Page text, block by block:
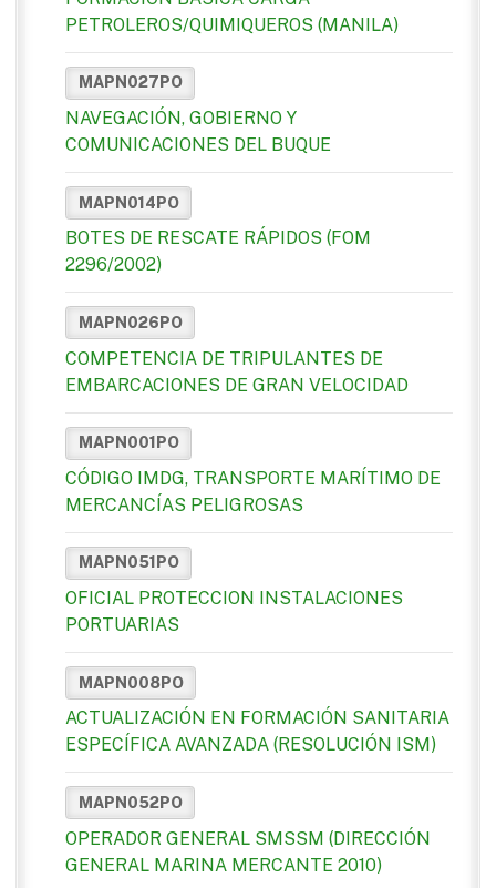
PETROLEROS/QUIMIQUEROS (MANILA)
MAPN027PO
NAVEGACIÓN, GOBIERNO Y
COMUNICACIONES DEL BUQUE
MAPN014PO
BOTES DE RESCATE RÁPIDOS (FOM
2296/2002)
MAPN026PO
COMPETENCIA DE TRIPULANTES DE
EMBARCACIONES DE GRAN VELOCIDAD
MAPN001PO
CÓDIGO IMDG, TRANSPORTE MARÍTIMO DE
MERCANCÍAS PELIGROSAS
MAPN051PO
OFICIAL PROTECCION INSTALACIONES
PORTUARIAS
MAPN008PO
ACTUALIZACIÓN EN FORMACIÓN SANITARIA
ESPECÍFICA AVANZADA (RESOLUCIÓN ISM)
MAPN052PO
OPERADOR GENERAL SMSSM (DIRECCIÓN
GENERAL MARINA MERCANTE 2010)